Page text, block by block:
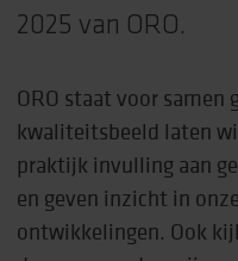
2025 van ORO.
ORO staat voor samen
kwaliteitsbeeld laten
praktijk invulling aan
en geven inzicht in
ontwikkelingen. Ook